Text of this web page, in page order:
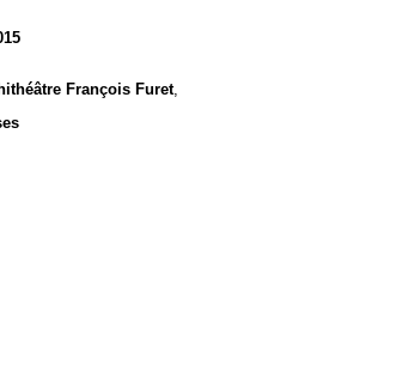
François Furet,